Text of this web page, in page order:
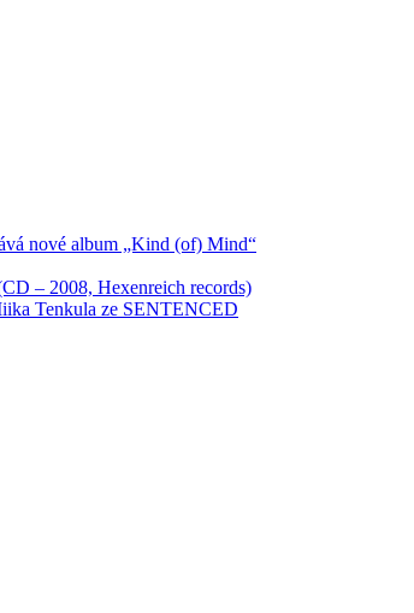
nové album „Kind (of) Mind“
– 2008, Hexenreich records)
Tenkula ze SENTENCED